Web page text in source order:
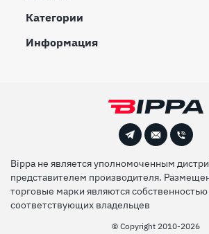
Категории
Информация
© Сopyright 2010-2026
Bippa не является уполномоченным
представителем производителя.
торговые марки являются собственностью
соответствующих владельцев